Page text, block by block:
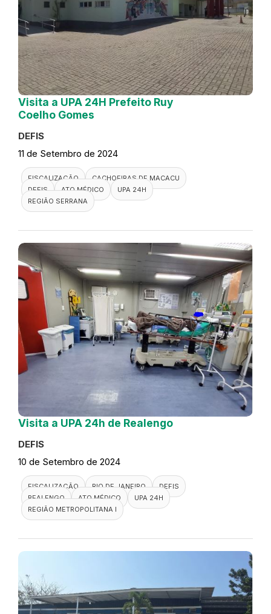
Visita a UPA 24H Prefeito Ruy
Coelho Gomes
DEFIS
11 de Setembro de 2024
FISCALIZAÇÃO
CACHOEIRAS DE MACACU
DEFIS
ATO MÉDICO
UPA 24H
REGIÃO SERRANA
Visita a UPA 24h de Realengo
DEFIS
10 de Setembro de 2024
FISCALIZAÇÃO RIO DE JANEIRO
DEFIS
REALENGO
ATO MÉDICO
UPA 24H
REGIÃO METROPOLITANA I